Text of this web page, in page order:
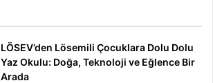
LÖSEV’den Lösemili Çocuklara Dolu Dolu
Yaz Okulu: Doğa, Teknoloji ve Eğlence Bir
Arada